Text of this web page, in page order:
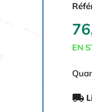
EN
local_shipping